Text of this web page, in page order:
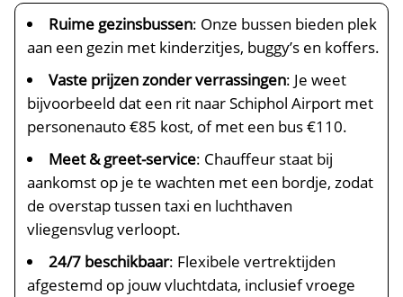
Ruime gezinsbussen: Onze bussen bieden plek
aan een gezin met kinderzitjes, buggy’s en koffers.
Vaste prijzen zonder verrassingen: Je weet
bijvoorbeeld dat een rit naar Schiphol Airport met
personenauto €85 kost, of met een bus €110.
Meet & greet-service: Chauffeur staat bij
aankomst op je te wachten met een bordje, zodat
de overstap tussen taxi en luchthaven
vliegensvlug verloopt.
24/7 beschikbaar: Flexibele vertrektijden
afgestemd op jouw vluchtdata, inclusief vroege